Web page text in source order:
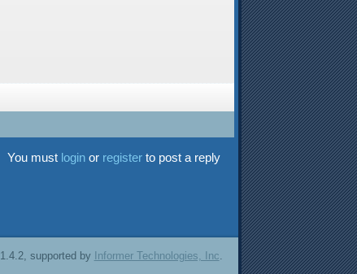
You must loginor registerto post a reply
1.4.2, supported by Informer Technologies, Inc